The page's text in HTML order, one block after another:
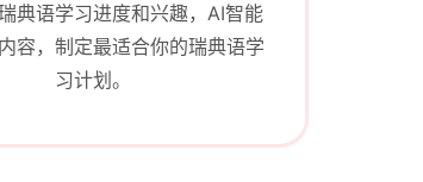
典语学习进度和兴趣，AI智能
容，制定最适合你的瑞典语学
习计划。